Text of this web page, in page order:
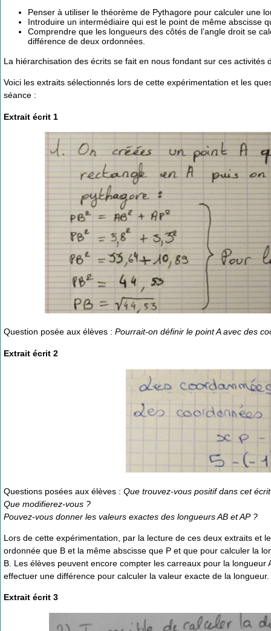
Penser à utiliser le théorème de Pythagore pour calculer une
Introduire un intermédiaire qui est le point de même abscisse
Comprendre que les longueurs des côtés de l’angle droit se
différence de deux ordonnées.
La hiérarchisation des écrits se fait en nous fondant sur ces activités
Voici les extraits sélectionnés lors de cette expérimentation et les
séance :
Extrait écrit 1
Question posée aux élèves : Pourrait-on définir le point A avec des
Extrait écrit 2
Questions posées aux élèves : Que trouvez-vous positif dans cet
Que modifierez-vous ?
Pouvez-vous donner les valeurs exactes des longueurs AB et AP ?
Lors de cette expérimentation, par la lecture de ces deux extraits et
ordonnée que B et la même abscisse que P et que pour calculer la
B. Les élèves peuvent encore compter les carreaux pour la
effectuer une différence pour calculer la valeur exacte de la longueur.
Extrait écrit 3